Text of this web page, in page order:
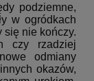
podziemne,
w ogródkach
się nie kończy.
czy rzadziej
odmiany
okazów,